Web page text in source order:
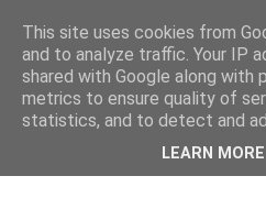
This site uses cookies from
and to analyze traffic. Your IP
shared with Google along with
metrics to ensure quality of
statistics, and to detect and
LEARN MORE